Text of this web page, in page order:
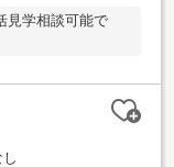
見学相談可能で
し